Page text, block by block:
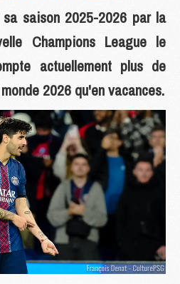
saison 2025-2026 par la
Champions League le
actuellement plus de
2026 qu'en vacances.